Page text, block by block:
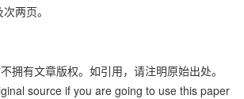
两页。
拥有文章版权。如引用，请注明原始出处。
source if you are going to use this paper